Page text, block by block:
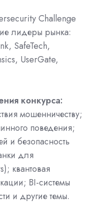
Challenge
лидеры рынка:
SafeTech,
UserGate,
конкурса:
мошенничеству;
поведения;
и безопасность
для
квантовая
BI-системы
и другие темы.